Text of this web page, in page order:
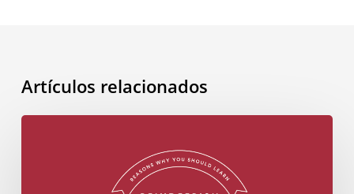
Artículos relacionados